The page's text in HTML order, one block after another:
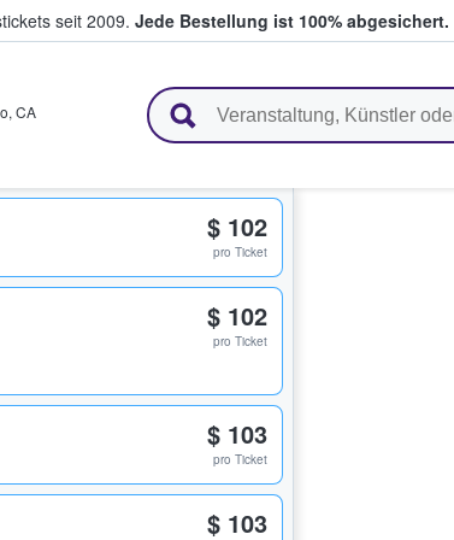
seit 2009. Jede Bestellung ist 100% abgesichert.
& verkaufen
, CA
$ 102
pro Ticket
$ 102
pro Ticket
$ 103
pro Ticket
$ 103